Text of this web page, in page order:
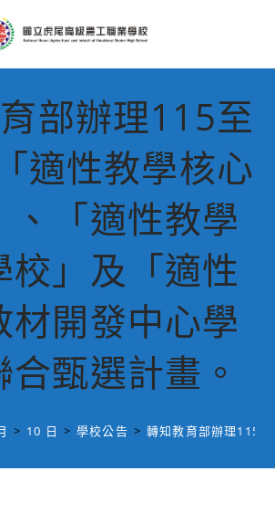
部辦理115至
適性教學核心
、「適性教學
校」及「適性
材開發中心學
甄選計畫。
> 10 日 > 學校公告 > 轉知教育部辦理115